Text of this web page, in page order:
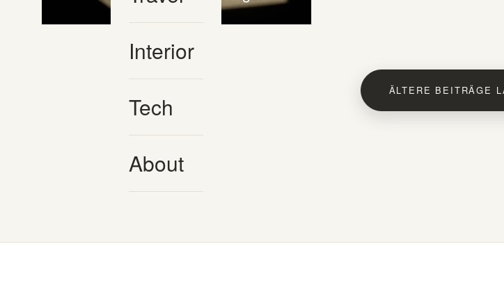
Interior
Tech
About
ÄLTERE BEITRÄGE